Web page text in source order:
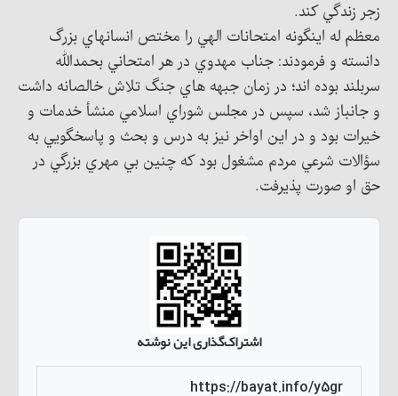
زجر زندگي كند.
معظم له اينگونه امتحانات الهي را مختص انسانهاي بزرگ
دانسته و فرمودند: جناب مهدوي در هر امتحاني بحمدالله
سربلند بوده اند؛ در زمان جبهه هاي جنگ تلاش خالصانه داشت
و جانباز شد، سپس در مجلس شوراي اسلامي منشأ خدمات و
خيرات بود و در اين اواخر نيز به درس و بحث و پاسخگويي به
سؤالات شرعي مردم مشغول بود كه چنين بي مهري بزرگي در
حق او صورت پذيرفت.
اشتراک‌گذاری این نوشته